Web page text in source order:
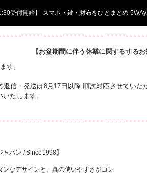
受付開始】 スマホ・鍵・財布をひとまとめ
【お盆期間に伴う休業に関するするお
す。
信・発送は8月17日以降 順次対応させていた
たします。
ャパン / Since1998】
ンなデザインと、真の使いやすさがコン